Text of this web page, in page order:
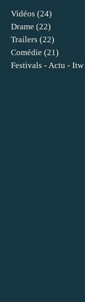
Vidéos (24)
Drame (22)
Trailers (22)
Comédie (21)
Festivals - Actu - Itw